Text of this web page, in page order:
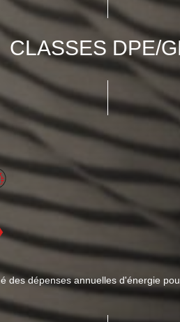
CLASSES DPE/
des dépenses annuelles d'énergie